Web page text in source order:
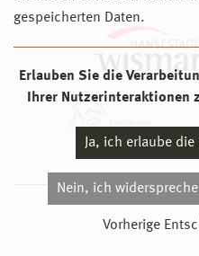
gespeicherten Daten.
Erlauben Sie die
Ihrer Nutzerinteraktionen
Ja, ich erlaube
Nein, ich
Vorherige
© 2026